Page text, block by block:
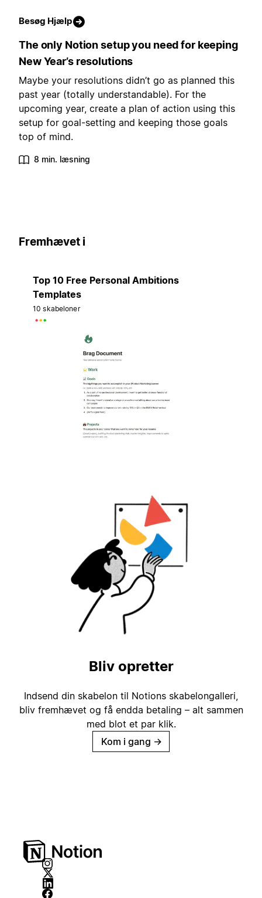
Besøg Hjælp
The only Notion setup you need for keeping
New Year’s resolutions
Maybe your resolutions didn’t go as planned this
past year (totally understandable). For the
upcoming year, create a plan of action using this
setup for goal-setting and keeping those goals
top of mind.
8 min. læsning
Fremhævet i
Top 10 Free Personal Ambitions
Templates
10 skabeloner
Bliv opretter
Indsend din skabelon til Notions skabelongalleri,
bliv fremhævet og få endda betaling – alt sammen
med blot et par klik.
Kom i gang →